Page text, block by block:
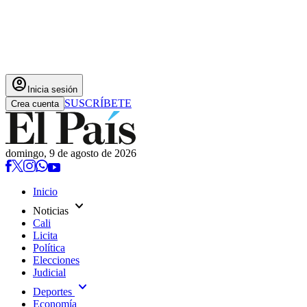
account_circle Inicia sesión
Crea cuenta SUSCRÍBETE
domingo, 9 de agosto de 2026
Inicio
Noticias expand_more
Cali
Licita
Política
Elecciones
Judicial
Deportes expand_more
Economía